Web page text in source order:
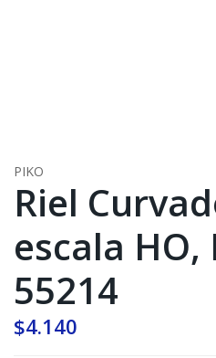
PIKO
Riel
escala HO,
55214
$4.140